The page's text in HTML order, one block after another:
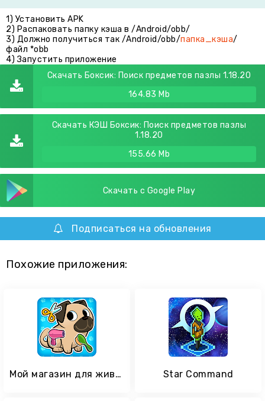
1) Установить APK
2) Распаковать папку кэша в /Android/obb/
3) Должно получиться так /Android/obb/папка_кэша/
файл *obb
4) Запустить приложение
Скачать Боксик: Поиск предметов пазлы 1.18.20
164.83 Mb
Скачать КЭШ Боксик: Поиск предметов пазлы
1.18.20
155.66 Mb
Скачать с Google Play
Подписаться на обновления
Похожие приложения:
Мой магазин для животных Star Command